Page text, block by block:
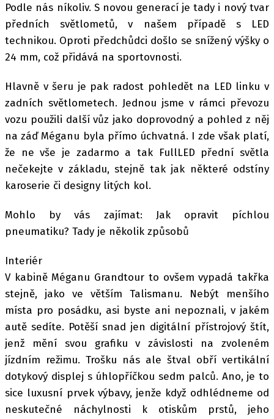
Podle nás níkoliv. S novou generací je tady i nový tvar
předních světlometů, v našem případě s LED
technikou. Oproti předchůdci došlo se snížený výšky o
24 mm, což přidává na sportovnosti.
Hlavně v šeru je pak radost pohledět na LED linku v
zadních světlometech. Jednou jsme v rámci převozu
vozu použili další vůz jako doprovodný a pohled z něj
na záď Méganu byla přímo úchvatná. I zde však platí,
že ne vše je zadarmo a tak FullLED přední světla
nečekejte v základu, stejně tak jak některé odstíny
karoserie či designy litých kol.
Mohlo by vás zajímat: Jak opravit píchlou
pneumatiku? Tady je několik způsobů
Interiér
V kabině Méganu Grandtour to ovšem vypadá takřka
stejně, jako ve větším Talismanu. Nebýt menšího
místa pro posádku, asi byste ani nepoznali, v jakém
autě sedíte. Potěší snad jen digitální přístrojový štít,
jenž mění svou grafiku v závislosti na zvoleném
jízdním režimu. Trošku nás ale štval obří vertikální
dotykový displej s úhlopříčkou sedm palců. Ano, je to
sice luxusní prvek výbavy, jenže když odhlédneme od
neskutečné náchylnosti k otiskům prstů, jeho